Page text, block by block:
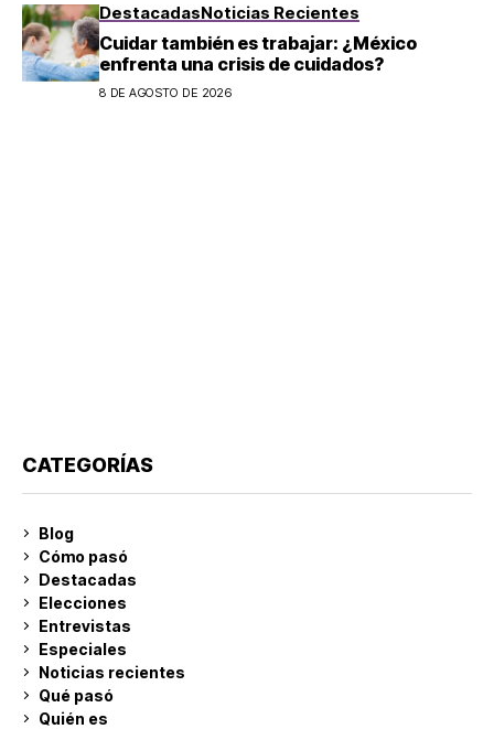
DestacadasNoticias Recientes
Cuidar también es trabajar: ¿México
enfrenta una crisis de cuidados?
8 DE AGOSTO DE 2026
CATEGORÍAS
Blog
Cómo pasó
Destacadas
Elecciones
Entrevistas
Especiales
Noticias recientes
Qué pasó
Quién es